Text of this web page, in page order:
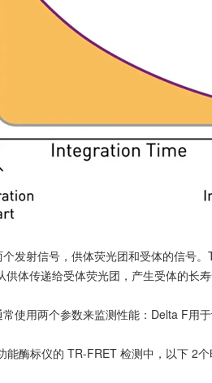
发射信号，供体荧光团和受体的信号
供体传递给受体荧光团，产生受体的长寿
使用两个参数来监测性能：Delta F用
能酶标仪的 TR-FRET 检测中，以下 2